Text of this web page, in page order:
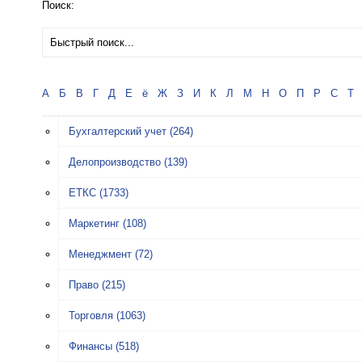
Поиск:
А Б В Г Д Е ё Ж З И К Л М Н О П Р С Т
Бухгалтерский учет (264)
Делопроизводство (139)
ЕТКС (1733)
Маркетинг (108)
Менеджмент (72)
Право (215)
Торговля (1063)
Финансы (518)